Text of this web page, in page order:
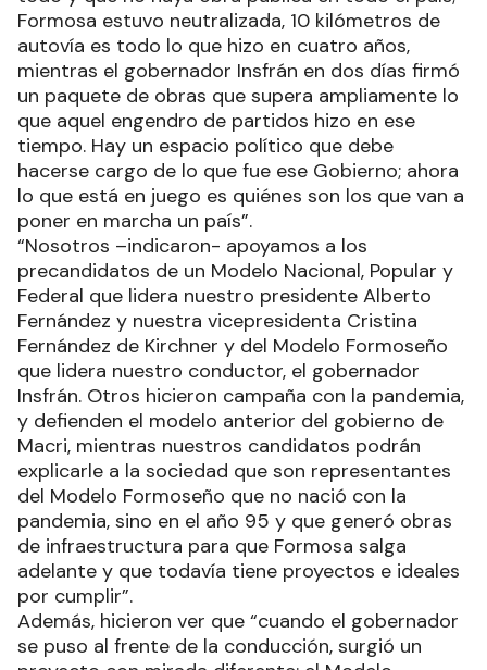
Formosa estuvo neutralizada, 10 kilómetros de
autovía es todo lo que hizo en cuatro años,
mientras el gobernador Insfrán en dos días firmó
un paquete de obras que supera ampliamente lo
que aquel engendro de partidos hizo en ese
tiempo. Hay un espacio político que debe
hacerse cargo de lo que fue ese Gobierno; ahora
lo que está en juego es quiénes son los que van a
poner en marcha un país”.
“Nosotros –indicaron- apoyamos a los
precandidatos de un Modelo Nacional, Popular y
Federal que lidera nuestro presidente Alberto
Fernández y nuestra vicepresidenta Cristina
Fernández de Kirchner y del Modelo Formoseño
que lidera nuestro conductor, el gobernador
Insfrán. Otros hicieron campaña con la pandemia,
y defienden el modelo anterior del gobierno de
Macri, mientras nuestros candidatos podrán
explicarle a la sociedad que son representantes
del Modelo Formoseño que no nació con la
pandemia, sino en el año 95 y que generó obras
de infraestructura para que Formosa salga
adelante y que todavía tiene proyectos e ideales
por cumplir”.
Además, hicieron ver que “cuando el gobernador
se puso al frente de la conducción, surgió un